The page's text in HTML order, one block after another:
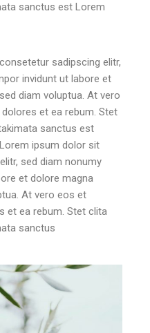
sanctus est Lorem
sadipscing elitr,
invidunt ut labore et
diam voluptua. At vero
et ea rebum. Stet
sanctus est
ipsum dolor sit
sed diam nonumy
et dolore magna
At vero eos et
et ea rebum. Stet clita
sanctus